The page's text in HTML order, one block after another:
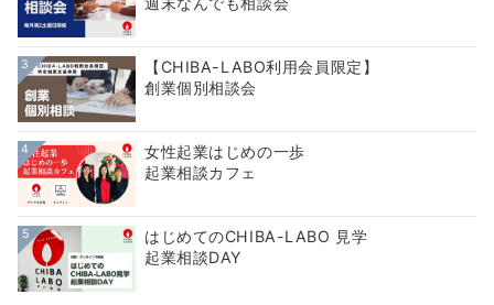
3
【CHIBA-LABO利用会員限定】
創業個別相談会
4
女性起業はじめの一歩
起業相談カフェ
5
はじめてのCHIBA-LABO 見学
起業相談DAY